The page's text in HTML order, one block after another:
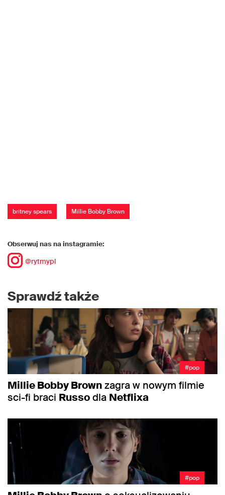
britney spears Millie Bobby Brown
Obserwuj nas na instagramie:
@rytmypl
Sprawdź także
#pop
Millie Bobby Brownzagra w nowym filmie
sci-fi braci Russodla Netflixa
#pop